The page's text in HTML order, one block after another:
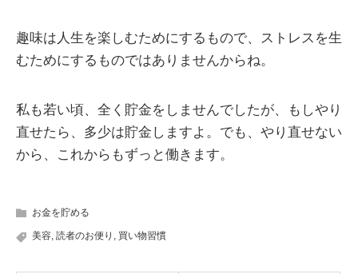
趣味は人生を楽しむためにするもので、ストレスを生
むためにするものではありませんからね。
私も若い頃、全く貯金をしませんでしたが、もしやり
直せたら、多少は貯金しますよ。でも、やり直せない
から、これからもずっと働きます。
お金を貯める
美容, 読者のお便り , 買い物習慣